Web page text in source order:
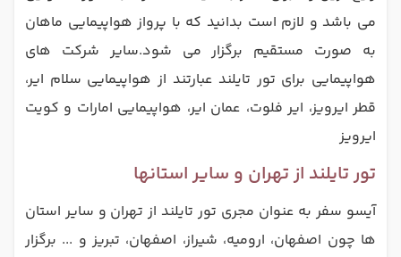
می باشد و لازم است بدانید که با پرواز هواپیمایی ماهان
به صورت مستقیم برگزار می شود.سایر شرکت های
هواپیمایی برای تور تایلند عبارتند از هواپیمایی سلام ایر،
قطر ایرویز، ایر فلوت، عمان ایر، هواپیمایی امارات و کویت
ایرویز
تور تایلند از تهران و سایر استانها
آیسو سفر به عنوان مجری تور تایلند از تهران و سایر استان
ها چون اصفهان، ارومیه، شیراز، اصفهان، تبریز و ... برگزار